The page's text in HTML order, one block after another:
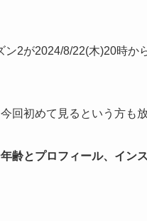
2が2024/8/22(木)20時か
回初めて見るという方も
齢とプロフィール、イン